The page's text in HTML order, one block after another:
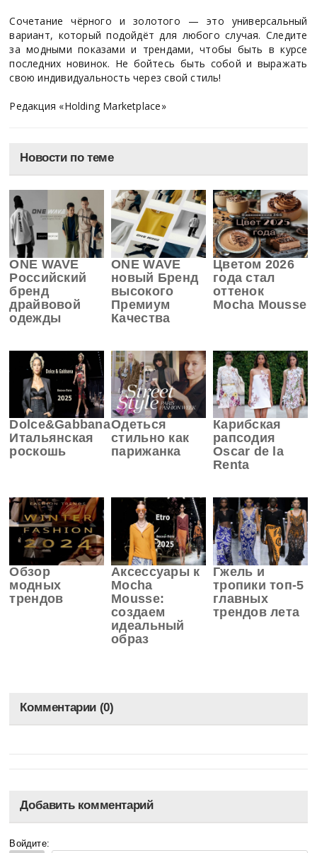
Сочетание чёрного и золотого — это универсальный
вариант, который подойдёт для любого случая. Следите
за модными показами и трендами, чтобы быть в курсе
последних новинок. Не бойтесь быть собой и выражать
свою индивидуальность через свой стиль!
Редакция «Holding Marketplace»
Новости по теме
ONE WAVE
Российский
бренд
драйвовой
одежды
ONE WAVE
новый Бренд
высокого
Премиум
Качества
Цветом 2026
года стал
оттенок
Mocha Mousse
Dolce&Gabbana
Итальянская
роскошь
Одеться
стильно как
парижанка
Карибская
рапсодия
Oscar de la
Renta
Обзор
модных
трендов
Аксессуары к
Mocha
Mousse:
создаем
идеальный
образ
Гжель и
тропики топ-5
главных
трендов лета
Комментарии (0)
Добавить комментарий
Войдите: